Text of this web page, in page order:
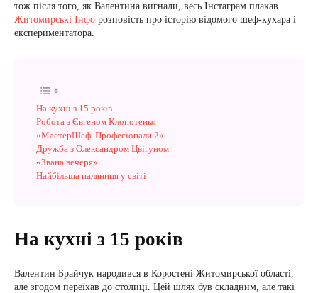
тож після того, як Валентина вигнали, весь Інстаграм плакав.
Житомирські Інфо розповість про історію відомого шеф-кухара і
експериментатора.
На кухні з 15 років
Робота з Євгеном Клопотенко
«МастерШеф. Професіонали 2»
Дружба з Олександром Цвігуном
«Звана вечеря»
Найбільша паляниця у світі
На кухні з 15 років
Валентин Брайчук народився в Коростені Житомирської області,
але згодом переїхав до столиці. Цей шлях був складним, але такі